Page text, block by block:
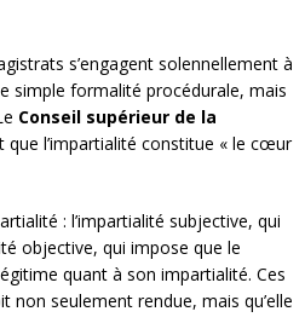
s’engagent solennellement à
simple formalité procédurale, mais
Conseil supérieur de la
que l’impartialité constitue « le cœur
: l’impartialité subjective, qui
objective, qui impose que le
quant à son impartialité. Ces
seulement rendue, mais qu’elle